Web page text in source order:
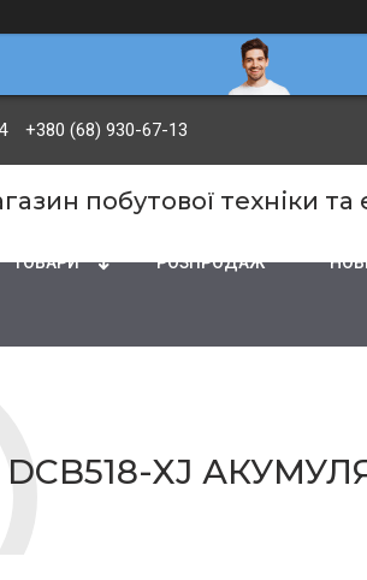
+380 (68) 930-67-13
побутової техніки
ТОВАРИ PОЗПРОДАЖ
DCB518-XJ